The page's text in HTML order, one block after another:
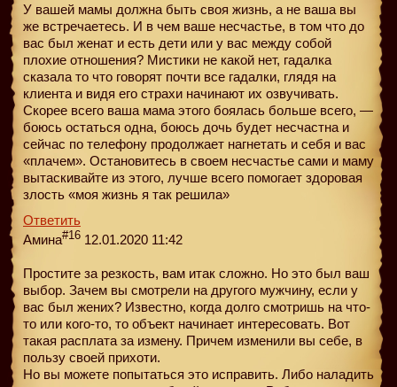
У вашей мамы должна быть своя жизнь, а не ваша вы
же встречаетесь. И в чем ваше несчастье, в том что до
вас был женат и есть дети или у вас между собой
плохие отношения? Мистики не какой нет, гадалка
сказала то что говорят почти все гадалки, глядя на
клиента и видя его страхи начинают их озвучивать.
Скорее всего ваша мама этого боялась больше всего, —
боюсь остаться одна, боюсь дочь будет несчастна и
сейчас по телефону продолжает нагнетать и себя и вас
«плачем». Остановитесь в своем несчастье сами и маму
вытаскивайте из этого, лучше всего помогает здоровая
злость «моя жизнь я так решила»
Ответить
Амина#16 12.01.2020 11:42
Простите за резкость, вам итак сложно. Но это был ваш
выбор. Зачем вы смотрели на другого мужчину, если у
вас был жених? Известно, когда долго смотришь на что-
то или кого-то, то объект начинает интересовать. Вот
такая расплата за измену. Причем изменили вы себе, в
пользу своей прихоти.
Но вы можете попытаться это исправить. Либо наладить